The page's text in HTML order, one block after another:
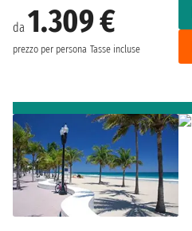
da 1.309 €
prezzo per persona Tasse incluse